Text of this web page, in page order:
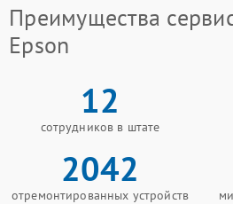
Преимущества
Epson
12
сотрудников в штате
2042
отремонтированных устройств